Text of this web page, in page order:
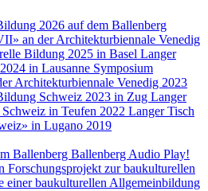
2026 auf dem Ballenberg
an der Architekturbiennale Venedig
Bildung 2025 in Basel Langer
in Lausanne Symposium
Architekturbiennale Venedig 2023
Schweiz 2023 in Zug Langer
in Teufen 2022 Langer Tisch
in Lugano 2019
Ballenberg Ballenberg Audio Play!
Forschungsprojekt zur baukulturellen
einer baukulturellen Allgemeinbildung